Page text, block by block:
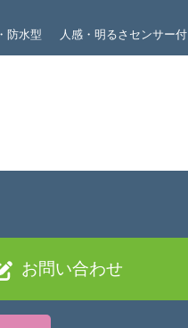
防水型 人感・明るさセンサー付
お問い合わせ